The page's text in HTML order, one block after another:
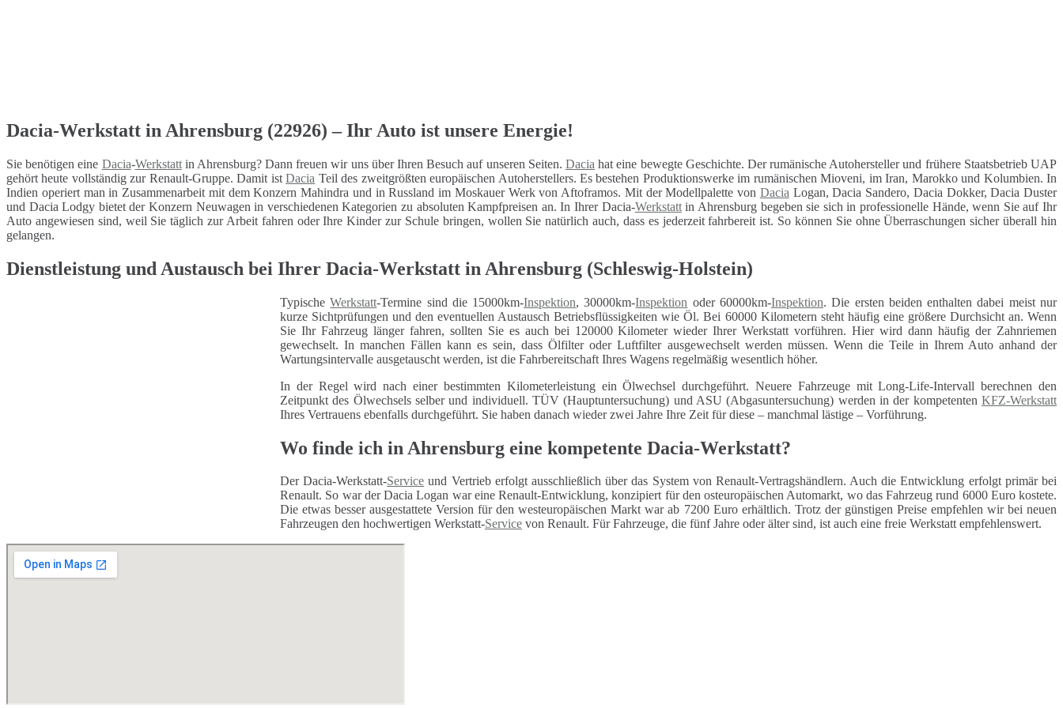
Dacia-Werkstatt in Ahrensburg (22926) – Ihr Auto ist unsere Energie!
Sie benötigen eine Dacia-Werkstattin Ahrensburg? Dann freuen wir uns über Ihren Besuch auf unseren Seiten. Dacia hat eine bewegte Geschichte. Der rumänische Autohersteller und frühere Staatsbetrieb UAP
gehört heute vollständig zur Renault-Gruppe. Damit istDacia Teil des zweitgrößten europäischen Autoherstellers. Es bestehen Produktionswerke im rumänischen Mioveni, im Iran, Marokko und Kolumbien. In
Indien operiert man in Zusammenarbeit mit dem Konzern Mahindra und in Russland im Moskauer Werk von Aftoframos. Mit der Modellpalette von Dacia Logan, Dacia Sandero, Dacia Dokker, Dacia Duster
und Dacia Lodgy bietet der Konzern Neuwagen in verschiedenen Kategorien zu absoluten Kampfpreisen an. In Ihrer Dacia-Werkstattin Ahrensburg begeben sie sich in professionelle Hände, wenn Sie auf Ihr
Auto angewiesen sind, weil Sie täglich zur Arbeit fahren oder Ihre Kinder zur Schule bringen, wollen Sie natürlich auch, dass es jederzeit fahrbereit ist. So können Sie ohne Überraschungen sicher überall hin
gelangen.
Dienstleistung und Austausch bei Ihrer Dacia-Werkstatt in Ahrensburg (Schleswig-Holstein)
TypischeWerkstatt-Termine sind die 15000km-Inspektion, 30000km-Inspektion oder 60000km-Inspektion. Die ersten beiden enthalten dabei meist nur
kurze Sichtprüfungen und den eventuellen Austausch Betriebsflüssigkeiten wie Öl. Bei 60000 Kilometern steht häufig eine größere Durchsicht an. Wenn
Sie Ihr Fahrzeug länger fahren, sollten Sie es auch bei 120000 Kilometer wieder Ihrer Werkstatt vorführen. Hier wird dann häufig der Zahnriemen
gewechselt. In manchen Fällen kann es sein, dass Ölfilter oder Luftfilter ausgewechselt werden müssen. Wenn die Teile in Ihrem Auto anhand der
Wartungsintervalle ausgetauscht werden, ist die Fahrbereitschaft Ihres Wagens regelmäßig wesentlich höher.
In der Regel wird nach einer bestimmten Kilometerleistung ein Ölwechsel durchgeführt. Neuere Fahrzeuge mit Long-Life-Intervall berechnen den
Zeitpunkt des Ölwechsels selber und individuell. TÜV (Hauptuntersuchung) und ASU (Abgasuntersuchung) werden in der kompetenten KFZ-Werkstatt
Ihres Vertrauens ebenfalls durchgeführt. Sie haben danach wieder zwei Jahre Ihre Zeit für diese – manchmal lästige – Vorführung.
Wo finde ich in Ahrensburg eine kompetente Dacia-Werkstatt?
Der Dacia-Werkstatt-Service und Vertrieb erfolgt ausschließlich über das System von Renault-Vertragshändlern. Auch die Entwicklung erfolgt primär bei
Renault. So war der Dacia Logan war eine Renault-Entwicklung, konzipiert für den osteuropäischen Automarkt, wo das Fahrzeug rund 6000 Euro kostete.
Die etwas besser ausgestattete Version für den westeuropäischen Markt war ab 7200 Euro erhältlich. Trotz der günstigen Preise empfehlen wir bei neuen
Fahrzeugen den hochwertigen Werkstatt-Service von Renault. Für Fahrzeuge, die fünf Jahre oder älter sind, ist auch eine freie Werkstatt empfehlenswert.